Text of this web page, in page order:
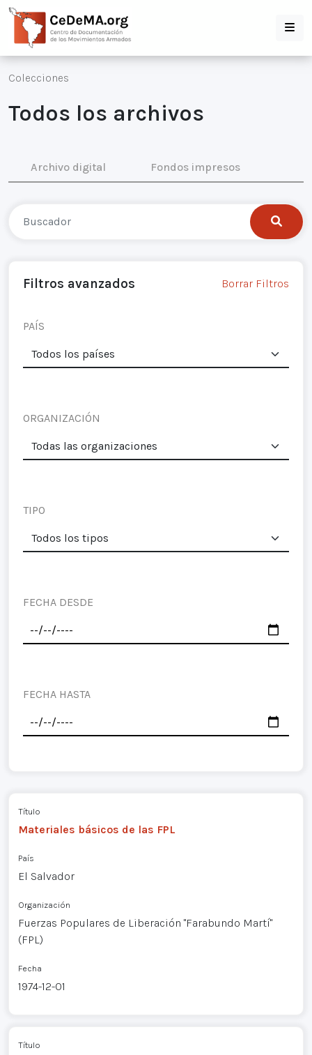
Colecciones
Todos los archivos
Archivo digital Fondos impresos
Filtros avanzados Borrar Filtros
PAÍS
ORGANIZACIÓN
TIPO
FECHA DESDE
FECHA HASTA
Título
Materiales básicos de las FPL
País
El Salvador
Organización
Fuerzas Populares de Liberación "Farabundo Martí"
(FPL)
Fecha
1974-12-01
Título